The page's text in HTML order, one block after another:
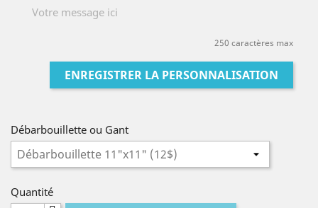
250 caractères max
ENREGISTRER LA PERSONNALISATION
Débarbouillette ou Gant
Quantité